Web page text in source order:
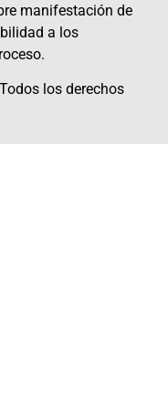
manifestación de
a los
los derechos